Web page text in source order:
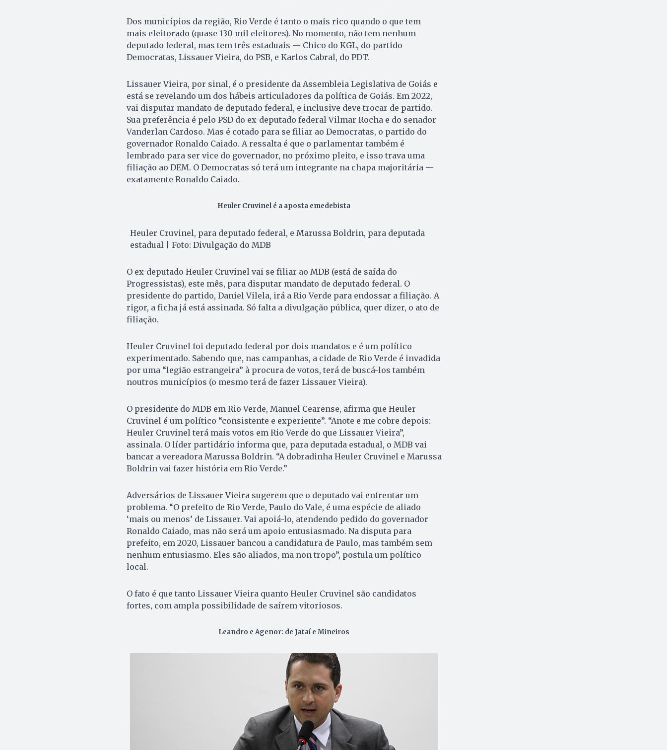
Dos municípios da região, Rio Verde é tanto o mais rico quando o que tem
mais eleitorado (quase 130 mil eleitores). No momento, não tem nenhum
deputado federal, mas tem três estaduais — Chico do KGL, do partido
Democratas, Lissauer Vieira, do PSB, e Karlos Cabral, do PDT.
Lissauer Vieira, por sinal, é o presidente da Assembleia Legislativa de Goiás e
está se revelando um dos hábeis articuladores da política de Goiás. Em 2022,
vai disputar mandato de deputado federal, e inclusive deve trocar de partido.
Sua preferência é pelo PSD do ex-deputado federal Vilmar Rocha e do senador
Vanderlan Cardoso. Mas é cotado para se filiar ao Democratas, o partido do
governador Ronaldo Caiado. A ressalta é que o parlamentar também é
lembrado para ser vice do governador, no próximo pleito, e isso trava uma
filiação ao DEM. O Democratas só terá um integrante na chapa majoritária —
exatamente Ronaldo Caiado.
Heuler Cruvinel é a aposta emedebista
Heuler Cruvinel, para deputado federal, e Marussa Boldrin, para deputada
estadual | Foto: Divulgação do MDB
O ex-deputado Heuler Cruvinel vai se filiar ao MDB (está de saída do
Progressistas), este mês, para disputar mandato de deputado federal. O
presidente do partido, Daniel Vilela, irá a Rio Verde para endossar a filiação. A
rigor, a ficha já está assinada. Só falta a divulgação pública, quer dizer, o ato de
filiação.
Heuler Cruvinel foi deputado federal por dois mandatos e é um político
experimentado. Sabendo que, nas campanhas, a cidade de Rio Verde é invadida
por uma “legião estrangeira” à procura de votos, terá de buscá-los também
noutros municípios (o mesmo terá de fazer Lissauer Vieira).
O presidente do MDB em Rio Verde, Manuel Cearense, afirma que Heuler
Cruvinel é um político “consistente e experiente”. “Anote e me cobre depois:
Heuler Cruvinel terá mais votos em Rio Verde do que Lissauer Vieira”,
assinala. O líder partidário informa que, para deputada estadual, o MDB vai
bancar a vereadora Marussa Boldrin. “A dobradinha Heuler Cruvinel e Marussa
Boldrin vai fazer história em Rio Verde.”
Adversários de Lissauer Vieira sugerem que o deputado vai enfrentar um
problema. “O prefeito de Rio Verde, Paulo do Vale, é uma espécie de aliado
‘mais ou menos’ de Lissauer. Vai apoiá-lo, atendendo pedido do governador
Ronaldo Caiado, mas não será um apoio entusiasmado. Na disputa para
prefeito, em 2020, Lissauer bancou a candidatura de Paulo, mas também sem
nenhum entusiasmo. Eles são aliados, ma non tropo”, postula um político
local.
O fato é que tanto Lissauer Vieira quanto Heuler Cruvinel são candidatos
fortes, com ampla possibilidade de saírem vitoriosos.
Leandro e Agenor: de Jataí e Mineiros